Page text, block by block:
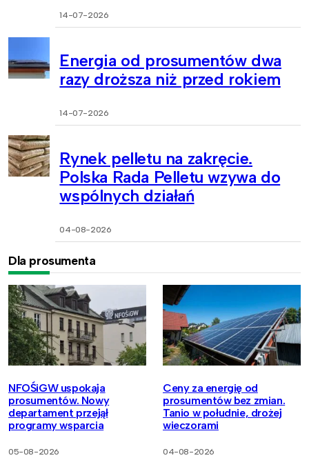
14-07-2026
Energia od prosumentów dwa
razy droższa niż przed rokiem
14-07-2026
Rynek pelletu na zakręcie.
Polska Rada Pelletu wzywa do
wspólnych działań
04-08-2026
Dla prosumenta
NFOŚiGW uspokaja
prosumentów. Nowy
departament przejął
programy wsparcia
05-08-2026
Ceny za energię od
prosumentów bez zmian.
Tanio w południe, drożej
wieczorami
04-08-2026